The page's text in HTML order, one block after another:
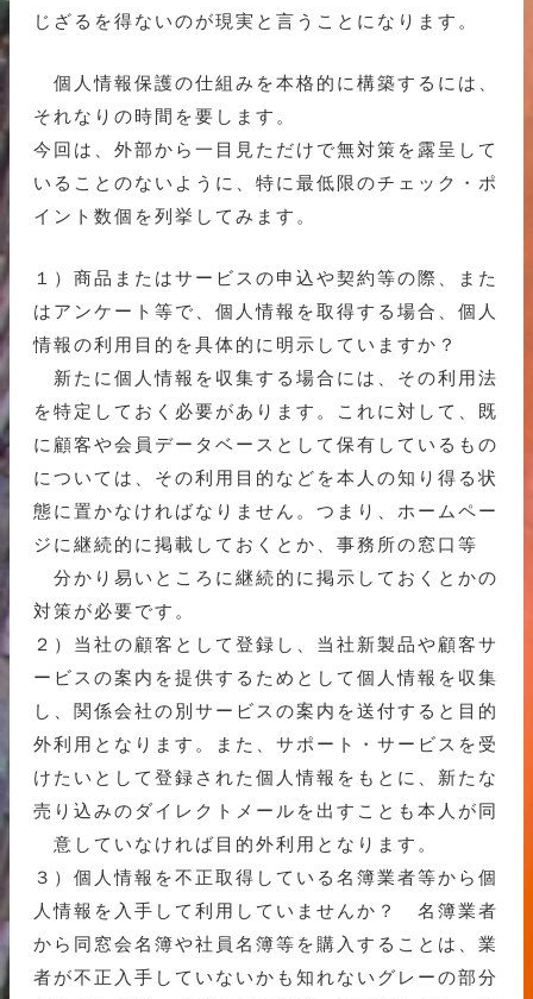
じざるを得ないのが現実と言うことになります。
個人情報保護の仕組みを本格的に構築するには、
それなりの時間を要します。
今回は、外部から一目見ただけで無対策を露呈して
いることのないように、特に最低限のチェック・ポ
イント数個を列挙してみます。
１）商品またはサービスの申込や契約等の際、また
はアンケート等で、個人情報を取得する場合、個人
情報の利用目的を具体的に明示していますか？
新たに個人情報を収集する場合には、その利用法
を特定しておく必要があります。これに対して、既
に顧客や会員データベースとして保有しているもの
については、その利用目的などを本人の知り得る状
態に置かなければなりません。つまり、ホームペー
ジに継続的に掲載しておくとか、事務所の窓口等
分かり易いところに継続的に掲示しておくとかの
対策が必要です。
２）当社の顧客として登録し、当社新製品や顧客サ
ービスの案内を提供するためとして個人情報を収集
し、関係会社の別サービスの案内を送付すると目的
外利用となります。また、サポート・サービスを受
けたいとして登録された個人情報をもとに、新たな
売り込みのダイレクトメールを出すことも本人が同
意していなければ目的外利用となります。
３）個人情報を不正取得している名簿業者等から個
人情報を入手して利用していませんか？ 名簿業者
から同窓会名簿や社員名簿等を購入することは、業
者が不正入手していないかも知れないグレーの部分